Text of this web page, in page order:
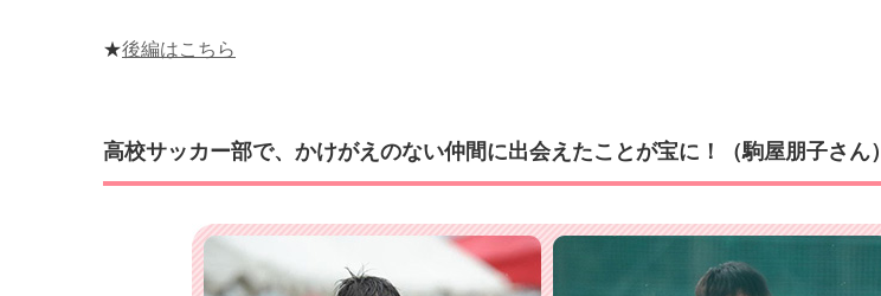
★後編はこちら
高校サッカー部で、かけがえのない仲間に出会えたことが宝に！（駒屋朋子さん）